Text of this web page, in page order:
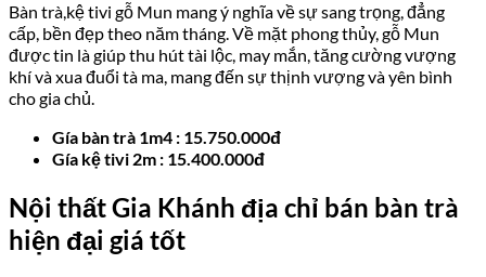
Bàn trà,kệ tivi gỗ Mun mang ý nghĩa về sự sang trọng, đẳng
cấp, bền đẹp theo năm tháng. Về mặt phong thủy, gỗ Mun
được tin là giúp thu hút tài lộc, may mắn, tăng cường vượng
khí và xua đuổi tà ma, mang đến sự thịnh vượng và yên bình
cho gia chủ.
Gía bàn trà 1m4 : 15.750.000đ
Gía kệ tivi 2m : 15.400.000đ
Nội thất Gia Khánh địa chỉ bán bàn trà
hiện đại giá tốt